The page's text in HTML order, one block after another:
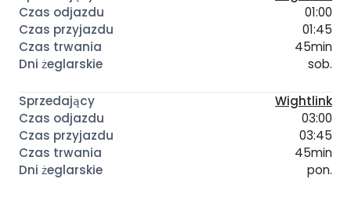
01:00
01:45
45min
sob.
Wightlink
03:00
03:45
45min
pon.